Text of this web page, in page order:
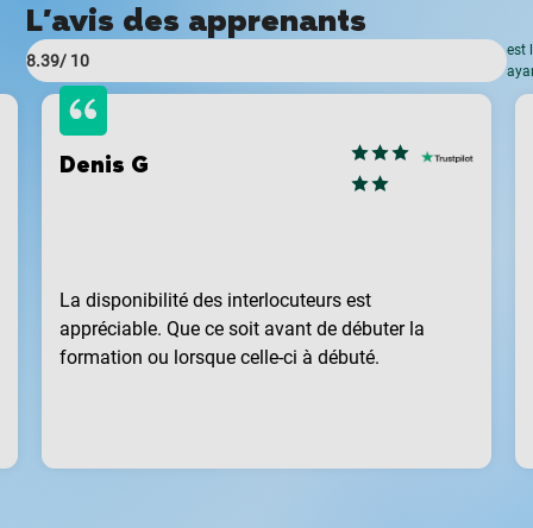
L'avis des apprenants
8.39/ 10
est
Denis G
La disponibilité des interlocuteurs est
appréciable. Que ce soit avant de débuter la
formation ou lorsque celle-ci à débuté.